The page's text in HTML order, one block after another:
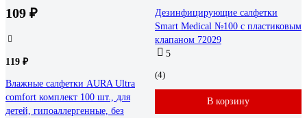
109 ₽
119 ₽
Влажные салфетки AURA Ultra
comfort комплект 100 шт., для
детей, гипоаллергенные, без
Дезинфицирующие салфетки
Smart Medical №100 с пластиковым
клапаном 72029
5
(4)
В корзину